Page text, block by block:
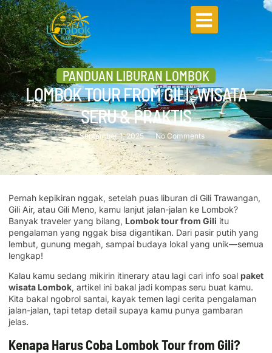
PANDUAN LIBURAN LOMBOK
LOMBOK TOUR FROM GILI: WISATA
SERU & PRAKTIS
September 1, 2025 No Comments
Pernah kepikiran nggak, setelah puas liburan di Gili Trawangan,
Gili Air, atau Gili Meno, kamu lanjut jalan-jalan ke Lombok?
Banyak traveler yang bilang, Lombok tour from Gili itu
pengalaman yang nggak bisa digantikan. Dari pasir putih yang
lembut, gunung megah, sampai budaya lokal yang unik—semua
lengkap!
Kalau kamu sedang mikirin itinerary atau lagi cari info soal paket
wisata Lombok, artikel ini bakal jadi kompas seru buat kamu.
Kita bakal ngobrol santai, kayak temen lagi cerita pengalaman
jalan-jalan, tapi tetap detail supaya kamu punya gambaran
jelas.
Kenapa Harus Coba Lombok Tour from Gili?